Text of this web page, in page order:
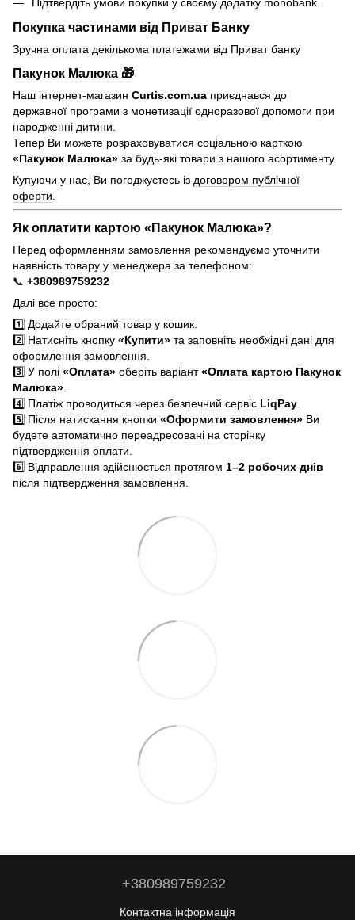
Покупка частинами від Приват Банку
Зручна оплата декількома платежами від Приват банку
Пакунок Малюка 🎁
Наш інтернет-магазин Curtis.com.ua приєднався до
державної програми з монетизації одноразової допомоги при
народженні дитини.
Тепер Ви можете розраховуватися соціальною карткою
«Пакунок Малюка» за будь-які товари з нашого асортименту.
Купуючи у нас, Ви погоджуєтесь із договором публічної
оферти.
Як оплатити картою «Пакунок Малюка»?
Перед оформленням замовлення рекомендуємо уточнити
наявність товару у менеджера за телефоном:
📞 +380989759232
Далі все просто:
1️⃣ Додайте обраний товар у кошик.
2️⃣ Натисніть кнопку «Купити» та заповніть необхідні дані для
оформлення замовлення.
3️⃣ У полі «Оплата» оберіть варіант«Оплата картою Пакунок
Малюка»
4️⃣ Платіж проводиться через безпечний сервіс LiqPay
5️⃣ Після натискання кнопки «Оформити замовлення» Ви
будете автоматично переадресовані на сторінку
підтвердження оплати.
6️⃣ Відправлення здійснюється протягом 1–2 робочих днів
після підтвердження замовлення.
+380989759232
Контактна інформація